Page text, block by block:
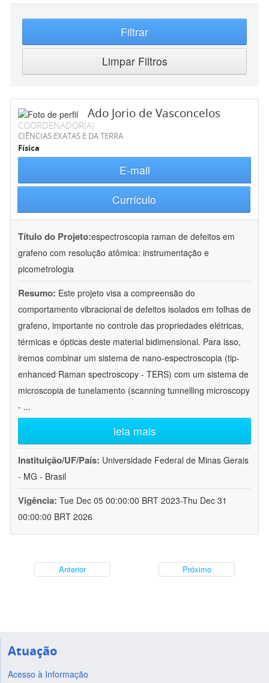
Filtrar
Limpar Filtros
Ado Jorio de Vasconcelos
COORDENADOR(A)
CIÊNCIAS EXATAS E DA TERRA
Física
E-mail
Currículo
Título do Projeto:espectroscopia raman de defeitos em
grafeno com resolução atômica: instrumentação e
picometrologia
Resumo: Este projeto visa a compreensão do
comportamento vibracional de defeitos isolados em folhas de
grafeno, importante no controle das propriedades elétricas,
térmicas e ópticas deste material bidimensional. Para isso,
iremos combinar um sistema de nano-espectroscopia (tip-
enhanced Raman spectroscopy - TERS) com um sistema de
microscopia de tunelamento (scanning tunnelling microscopy
- ...
leia mais
Instituição/UF/País: Universidade Federal de Minas Gerais
- MG - Brasil
Vigência: Tue Dec 05 00:00:00 BRT 2023-Thu Dec 31
00:00:00 BRT 2026
Anterior Próximo
Atuação
Acesso à Informação